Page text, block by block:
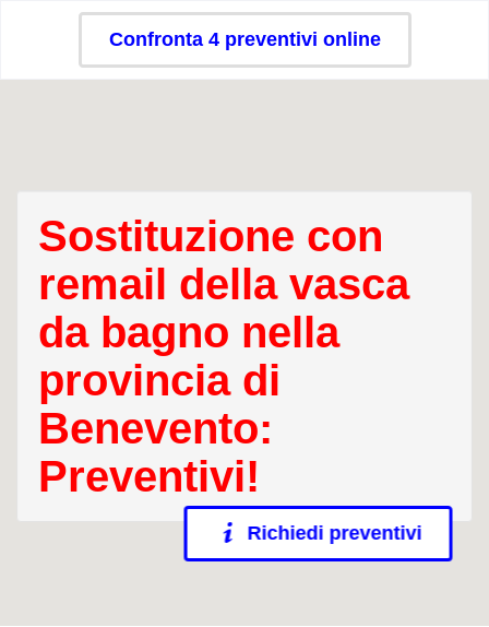
Confronta 4 preventivi online
Sostituzione con
remail della vasca
da bagno nella
provincia di
Benevento:
Preventivi!
Richiedi preventivi